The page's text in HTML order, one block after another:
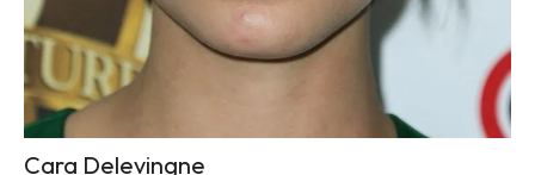
Cara Delevingne